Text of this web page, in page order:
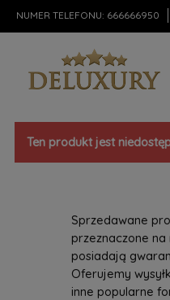
NUMER TELEFONU: 666666950
Ten produkt jest
Sprzedawane
przeznaczone
posiadają
Oferujemy
inne popularne